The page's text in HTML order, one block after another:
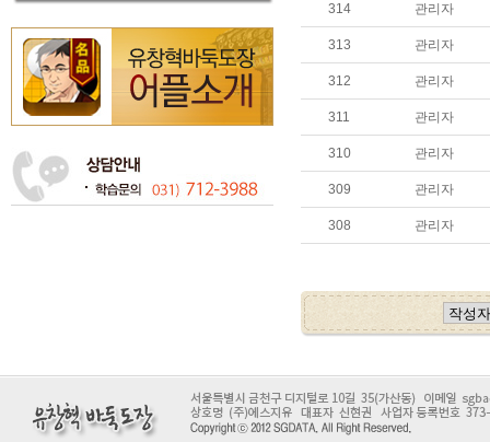
314 관리자
313 관리자
312 관리자
311 관리자
310 관리자
309 관리자
308 관리자